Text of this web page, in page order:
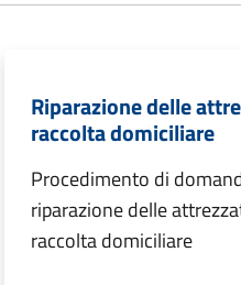
Riparazione delle
raccolta domiciliare
Procedimento di
riparazione delle
raccolta domiciliare